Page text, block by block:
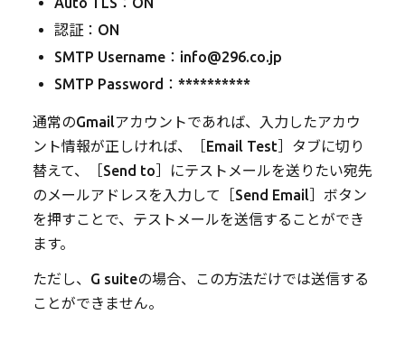
認証：ON
SMTP Username：info@296.co.jp
SMTP Password：**********
通常のGmailアカウントであれば、入力したアカウ
ント情報が正しければ、［Email Test］タブに切り
替えて、［Send to］にテストメールを送りたい宛先
のメールアドレスを入力して［Send Email］ボタン
を押すことで、テストメールを送信することができ
ます。
ただし、G suiteの場合、この方法だけでは送信する
ことができません。